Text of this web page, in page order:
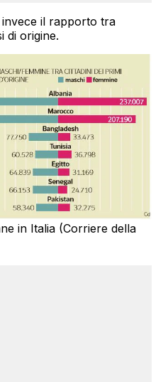
invece il rapporto tra
di origine.
in Italia (Corriere della